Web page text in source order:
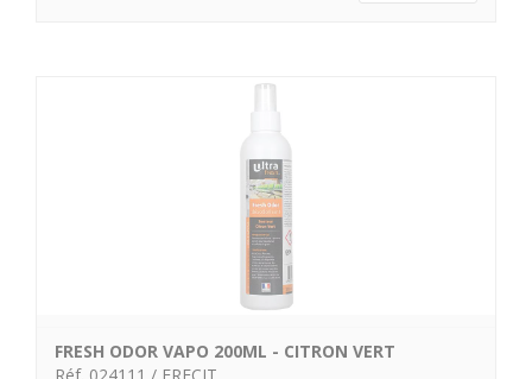
FRESH ODOR VAPO 200ML - CITRON VERT